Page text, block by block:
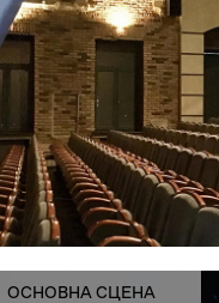
ОСНОВНА СЦЕНА